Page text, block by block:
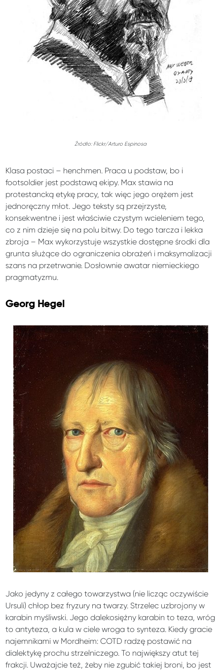
Źródło: Flickr/Arturo Espinosa
Klasa postaci – henchmen. Praca u podstaw, bo i
footsoldier jest podstawą ekipy. Max stawia na
protestancką etykę pracy, tak więc jego orężem jest
jednoręczny młot. Jego teksty są przejrzyste,
konsekwentne i jest właściwie czystym wcieleniem tego,
co z nim dzieje się na polu bitwy. Do tego tarcza i lekka
zbroja – Max wykorzystuje wszystkie dostępne środki dla
grunta służące do ograniczenia obrażeń i maksymalizacji
szans na przetrwanie. Dosłownie awatar niemieckiego
pragmatyzmu.
Georg Hegel
Jako jedyny z całego towarzystwa (nie licząc oczywiście
Ursuli) chłop bez fryzury na twarzy. Strzelec uzbrojony w
karabin myśliwski. Jego dalekosiężny karabin to teza, wróg
to antyteza, a kula w ciele wroga to synteza. Kiedy gracie
najemnikami w Mordheim: COTD radzę postawić na
dialektykę prochu strzelniczego. To największy atut tej
frakcji. Uważajcie też, żeby nie zgubić takiej broni, bo jest